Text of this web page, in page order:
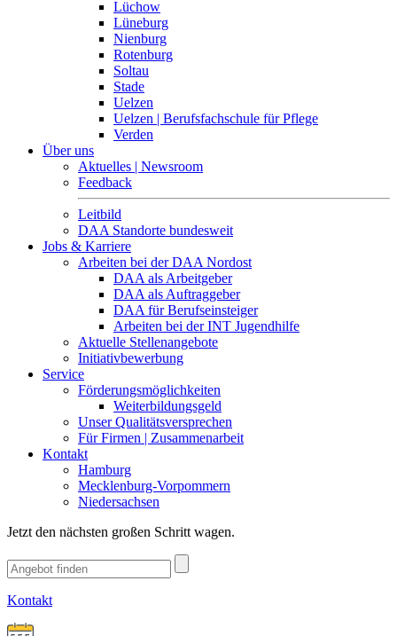
Lüchow
Lüneburg
Nienburg
Rotenburg
Soltau
Stade
Uelzen
Uelzen | Berufsfachschule für Pflege
Verden
Über uns
Aktuelles | Newsroom
Feedback
Leitbild
DAA Standorte bundesweit
Jobs & Karriere
Arbeiten bei der DAA Nordost
DAA als Arbeitgeber
DAA als Auftraggeber
DAA für Berufseinsteiger
Arbeiten bei der INT Jugendhilfe
Aktuelle Stellenangebote
Initiativbewerbung
Service
Förderungsmöglichkeiten
Weiterbildungsgeld
Unser Qualitätsversprechen
Für Firmen | Zusammenarbeit
Kontakt
Hamburg
Mecklenburg-Vorpommern
Niedersachsen
Jetzt den nächsten großen Schritt wagen.
Kontakt